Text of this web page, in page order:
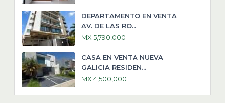
DEPARTAMENTO EN VENTA
AV. DE LAS RO...
MX 5,790,000
CASA EN VENTA NUEVA
GALICIA RESIDEN...
MX 4,500,000